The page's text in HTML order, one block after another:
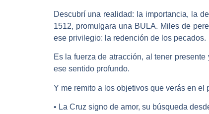
Descubrí una realidad: la importancia, la
1512, promulgara una BULA. Miles de
ese privilegio: la redención de los pecados.
Es la fuerza de atracción, al tener
ese sentido profundo.
Y me remito a los objetivos que verás en el
• La Cruz signo de amor, su búsqueda